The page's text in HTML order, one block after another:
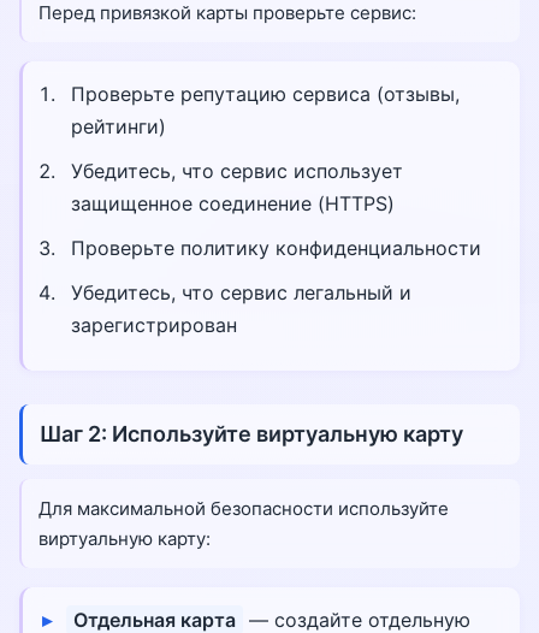
Перед привязкой карты проверьте сервис:
Проверьте репутацию сервиса (отзывы,
рейтинги)
Убедитесь, что сервис использует
защищенное соединение (HTTPS)
Проверьте политику конфиденциальности
Убедитесь, что сервис легальный и
зарегистрирован
Шаг 2: Используйте виртуальную карту
Для максимальной безопасности используйте
виртуальную карту:
Отдельная карта — создайте отдельную